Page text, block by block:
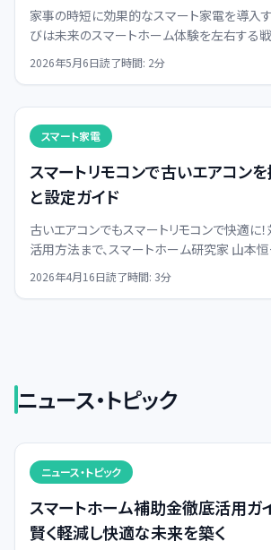
家事の時短に効果的なスマート家電を導入
びは未来のスマートホーム体験を左右する
単なる利便性だけでなく、拡張性と費用対効
2026年5月6日読了時間: 2分
スマート家電
スマートリモコンで古いエアコン
と設定ガイド
古いエアコンでもスマートリモコンで快適に
活用方法まで、スマートホーム研究家 山本
完全ガイドです。
2026年4月16日読了時間: 3分
ニュース・トピック
ニュース・トピック
スマートホーム補助金徹底活用ガ
賢く軽減し快適な未来を築く